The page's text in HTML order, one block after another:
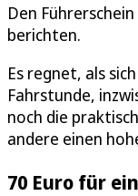
Den
berichten.
Es regnet, als
Fahrstunde,
noch die
andere einen
70 Euro für